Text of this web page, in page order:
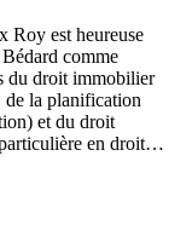
Roy est heureuse
comme
du droit immobilier
de la planification
et du droit
en droit…